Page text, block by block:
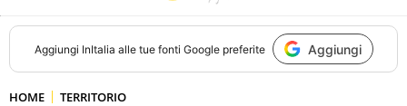
Aggiungi InItalia alle tue fonti Google preferite Aggiungi
HOME TERRITORIO